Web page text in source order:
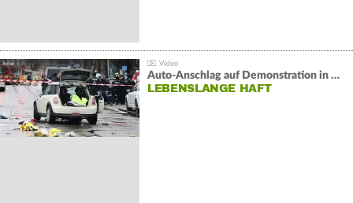
Auto-Anschlag auf Demonstration in München:
LEBENSLANGE HAFT